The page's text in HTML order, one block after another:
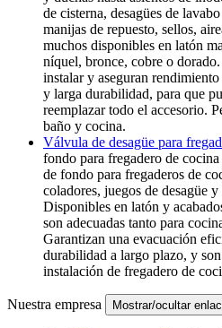
de cisterna, desagües de
manijas de repuesto, sellos,
muchos disponibles en latón
níquel, bronce, cobre o
instalar y aseguran
y larga durabilidad, para que
reemplazar todo el accesorio.
baño y cocina.
Válvula de desagüe para
fondo para fregadero de
de fondo para fregaderos de
coladores, juegos de desagüe
Disponibles en latón y
son adecuadas tanto para
Garantizan una evacuación
durabilidad a largo plazo, y
instalación de fregadero de
Nuestra empresa Mostrar/ocultar